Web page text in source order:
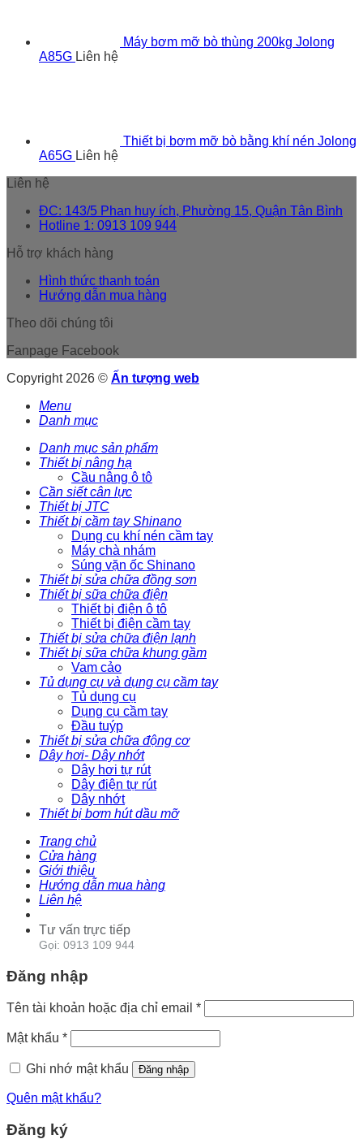
Máy bơm mỡ bò thùng 200kg Jolong
A85G Liên hệ
Thiết bị bơm mỡ bò bằng khí nén Jolong
A65G Liên hệ
Liên hệ
ĐC: 143/5 Phan huy ích, Phường 15, Quận Tân Bình
Hotline 1: 0913 109 944
Hỗ trợ khách hàng
Hình thức thanh toán
Hướng dẫn mua hàng
Theo dõi chúng tôi
Fanpage Facebook
Copyright 2026 © Ấn tượng web
Menu
Danh mục
Danh mục sản phẩm
Thiết bị nâng hạ
Cầu nâng ô tô
Cần siết cân lực
Thiết bị JTC
Thiết bị cầm tay Shinano
Dụng cụ khí nén cầm tay
Máy chà nhám
Súng vặn ốc Shinano
Thiết bị sửa chữa đồng sơn
Thiết bị sữa chữa điện
Thiết bị điện ô tô
Thiết bị điện cầm tay
Thiết bị sửa chữa điện lạnh
Thiết bị sữa chữa khung gầm
Vam cảo
Tủ dụng cụ và dụng cụ cầm tay
Tủ dụng cụ
Dụng cụ cầm tay
Đầu tuýp
Thiết bị sửa chữa động cơ
Dây hơi- Dây nhớt
Dây hơi tự rút
Dây điện tự rút
Dây nhớt
Thiết bị bơm hút dầu mỡ
Trang chủ
Cửa hàng
Giới thiệu
Hướng dẫn mua hàng
Liên hệ
Tư vấn trực tiếp
Gọi: 0913 109 944
Đăng nhập
Tên tài khoản hoặc địa chỉ email *
Mật khẩu *
Ghi nhớ mật khẩu Đăng nhập
Quên mật khẩu?
Đăng ký